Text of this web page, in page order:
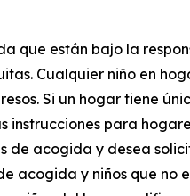
que están bajo la
Cualquier niño en
Si un hogar tiene
instrucciones para
de acogida y desea
acogida y niños que